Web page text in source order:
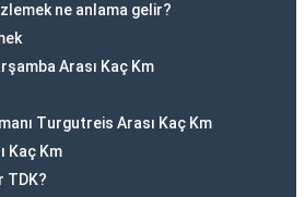
ne anlama gelir?
Arası Kaç Km
Turgutreis Arası Kaç Km
Kaç Km
TDK?